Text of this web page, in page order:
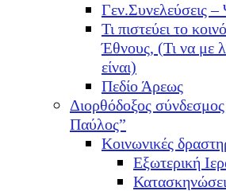
Γεν.Συνελεύσεις
Τι πιστεύει το
Έθνους, (Τι να με
είναι)
Πεδίο Άρεως
Διορθόδοξος
Παύλος”
Κοινωνικές
Εξωτερική